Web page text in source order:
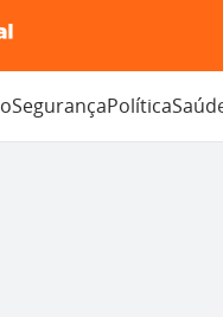
SegurançaPolítica